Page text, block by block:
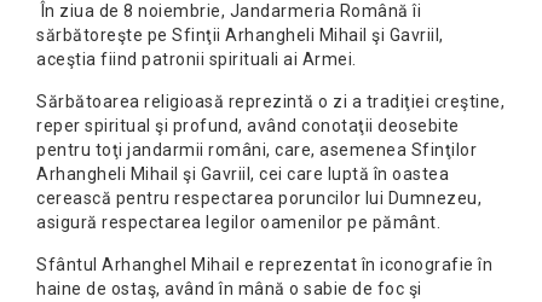
În ziua de 8 noiembrie, Jandarmeria Română îi
sărbătoreşte pe Sfinţii Arhangheli Mihail şi Gavriil,
aceştia fiind patronii spirituali ai Armei.
Sărbătoarea religioasă reprezintă o zi a tradiţiei creştine,
reper spiritual şi profund, având conotaţii deosebite
pentru toţi jandarmii români, care, asemenea Sfinţilor
Arhangheli Mihail şi Gavriil, cei care luptă în oastea
cerească pentru respectarea poruncilor lui Dumnezeu,
asigură respectarea legilor oamenilor pe pământ.
Sfântul Arhanghel Mihail e reprezentat în iconografie în
haine de ostaş, având în mână o sabie de foc şi